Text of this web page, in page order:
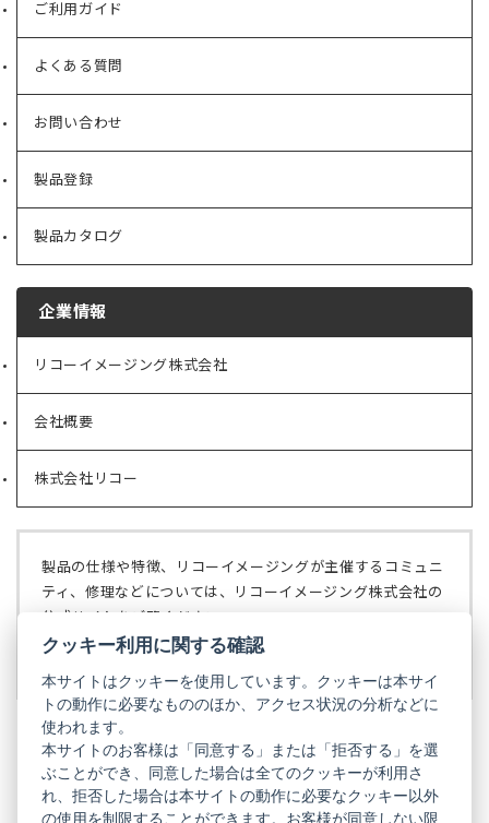
ご利用ガイド
よくある質問
お問い合わせ
製品登録
製品カタログ
企業情報
リコーイメージング株式会社
（新
タ
ブ
で
開
く）
会社概要
（新
タ
ブ
で
く）
株式会社リコー
（新
ブ
で
開
製品の仕様や特徴、リコーイメージングが主催するコミュニ
ティ、修理などについては、リコーイメージング株式会社の
公式サイトをご覧ください。
リコーイメージング株式会社の公式サイト
（新
し
い
タ
ブ
で
開
く）
PENTAX
PENTAX
PENTAX
PENTAX
PENTAX PENTAX
クッキー利用に関する確認
本サイトはクッキーを使用しています。クッキーは本サイ
トの動作に必要なもののほか、アクセス状況の分析などに
使われます。
本サイトのお客様は「同意する」または「拒否する」を選
ぶことができ、同意した場合は全てのクッキーが利用さ
れ、拒否した場合は本サイトの動作に必要なクッキー以外
の使用を制限することができます。お客様が同意しない限